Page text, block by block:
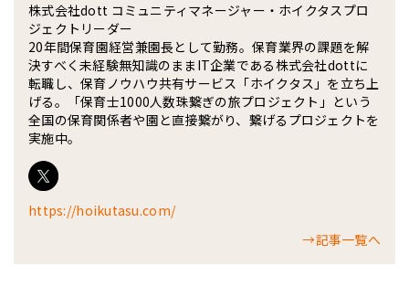
株式会社dott コミュニティマネージャー・ホイクタスプロ
ジェクトリーダー
20年間保育園経営兼園長として勤務。保育業界の課題を解
決すべく未経験無知識のままIT企業である株式会社dottに
転職し、保育ノウハウ共有サービス「ホイクタス」を立ち上
げる。「保育士1000人数珠繋ぎの旅プロジェクト」という
全国の保育関係者や園と直接繋がり、繋げるプロジェクトを
実施中。
https://hoikutasu.com/
→記事一覧へ